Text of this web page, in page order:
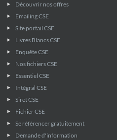
Découvrir nos offres
Emailing CSE
Site portail CSE
Livres Blancs CSE
Enquête CSE
Nos fichiers CSE
Essentiel CSE
Intégral CSE
Siret CSE
Fichier CSE
Se référencer gratuitement
Demande d'information